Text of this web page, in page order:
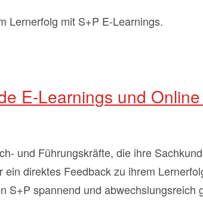
Lernerfolg mit S+P E-Learnings.
E-Learnings und
und Führungskräfte, die ihre
direktes Feedback zu ihrem
S+P spannend und abwechslungsreich